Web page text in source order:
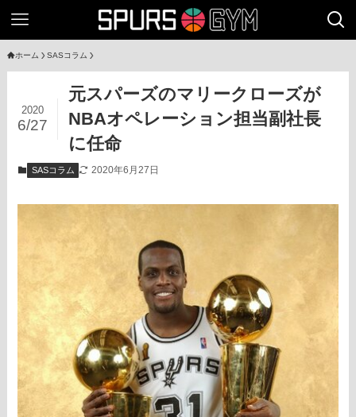
ホーム SASコラム
元スパーズのマリークローズが
NBAオペレーション担当副社長
に任命
2020
6/27
SASコラム 2020年6月27日